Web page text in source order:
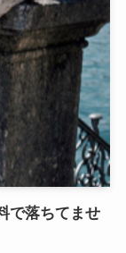
で落ちてませ